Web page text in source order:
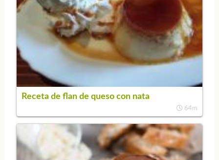
Receta de flan de queso con nata
64m